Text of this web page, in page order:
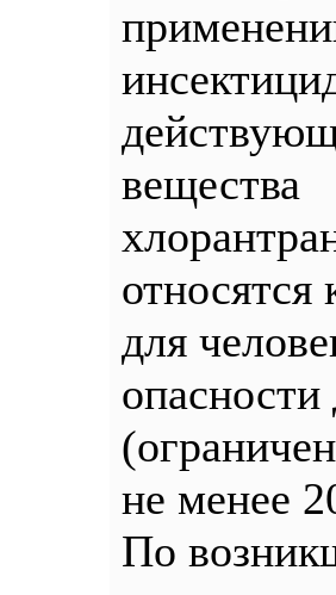
вещества
относятся
для
опасности
не менее
По